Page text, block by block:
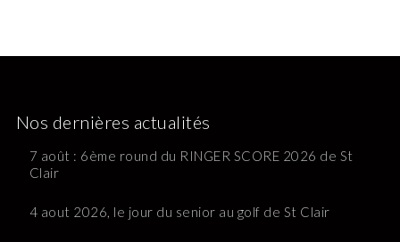
Nos dernières actualités
7 août : 6ème round du RINGER SCORE 2026 de St
Clair
4 aout 2026, le jour du senior au golf de St Clair